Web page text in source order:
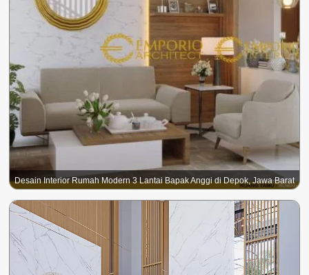
Desain Interior Rumah Modern 3 Lantai Bapak Anggi di Depok, Jawa Barat